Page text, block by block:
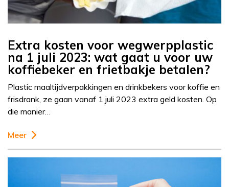
Extra kosten voor wegwerpplastic
na 1 juli 2023: wat gaat u voor uw
koffiebeker en frietbakje betalen?
Plastic maaltijdverpakkingen en drinkbekers voor koffie en
frisdrank, ze gaan vanaf 1 juli 2023 extra geld kosten. Op
die manier…
Meer